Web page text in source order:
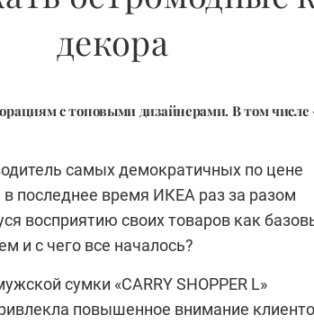
декора
с топовыми дизайнерами. В том числе
самых демократичных по цене
последнее время ИКЕА раз за разом
восприятию своих товаров как
и с чего все началось?
сумки «CARRY SHOPPER L»
повышенное внимание